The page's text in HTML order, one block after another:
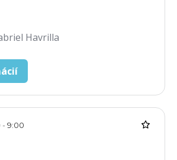
Havrilla
- 9:00